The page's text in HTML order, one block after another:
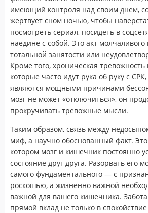
имеющий контроля над своим днем,
жертвует сном ночью, чтобы
посмотреть сериал, посидеть в
наедине с собой. Это акт
тотальной занятости или
Кроме того, хроническая тревожность
которые часто идут рука об руку с
являются мощными причинами
мозг не может «отключиться», он
прокручивать тревожные мысли.
Таким образом, связь между
миф, а научно обоснованный факт.
котором мозг и кишечник постоянно
состояние друг друга. Разорвать его
самого фундаментального — с
роскошью, а жизненно важной
важной для вашего кишечника.
прямой вклад не только в